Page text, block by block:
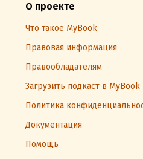
О проекте
Что такое MyBook
Правовая информация
Правообладателям
Загрузить подкаст в
Политика
Документация
Помощь